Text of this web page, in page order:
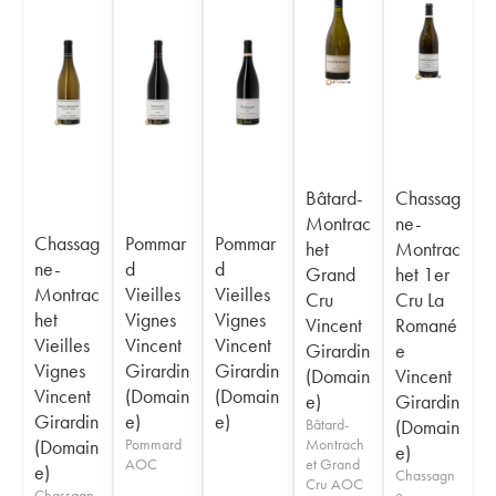
Chassag
ne-
Montrac
het
Vieilles
Vignes
Vincent
Girardin
(Domain
e)
Pommar
d
Vieilles
Vignes
Vincent
Girardin
(Domain
e)
Pommard
AOC
Pommar
d
Vieilles
Vignes
Vincent
Girardin
(Domain
e)
Bâtard-
Montrac
het
Grand
Cru
Vincent
Girardin
(Domain
e)
Bâtard-
Montrach
et Grand
Cru AOC
Chassag
ne-
Montrac
het 1er
Cru La
Romané
e
Vincent
Girardin
(Domain
e)
Chassagn